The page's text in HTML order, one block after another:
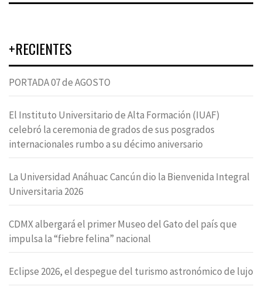
+RECIENTES
PORTADA 07 de AGOSTO
El Instituto Universitario de Alta Formación (IUAF)
celebró la ceremonia de grados de sus posgrados
internacionales rumbo a su décimo aniversario
La Universidad Anáhuac Cancún dio la Bienvenida Integral
Universitaria 2026
CDMX albergará el primer Museo del Gato del país que
impulsa la “fiebre felina” nacional
Eclipse 2026, el despegue del turismo astronómico de lujo